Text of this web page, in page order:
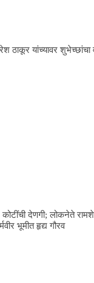
ठाकूर यांच्यावर शुभेच्छांचा
देणगी; लोकनेते
भूमीत हृद्य गौरव